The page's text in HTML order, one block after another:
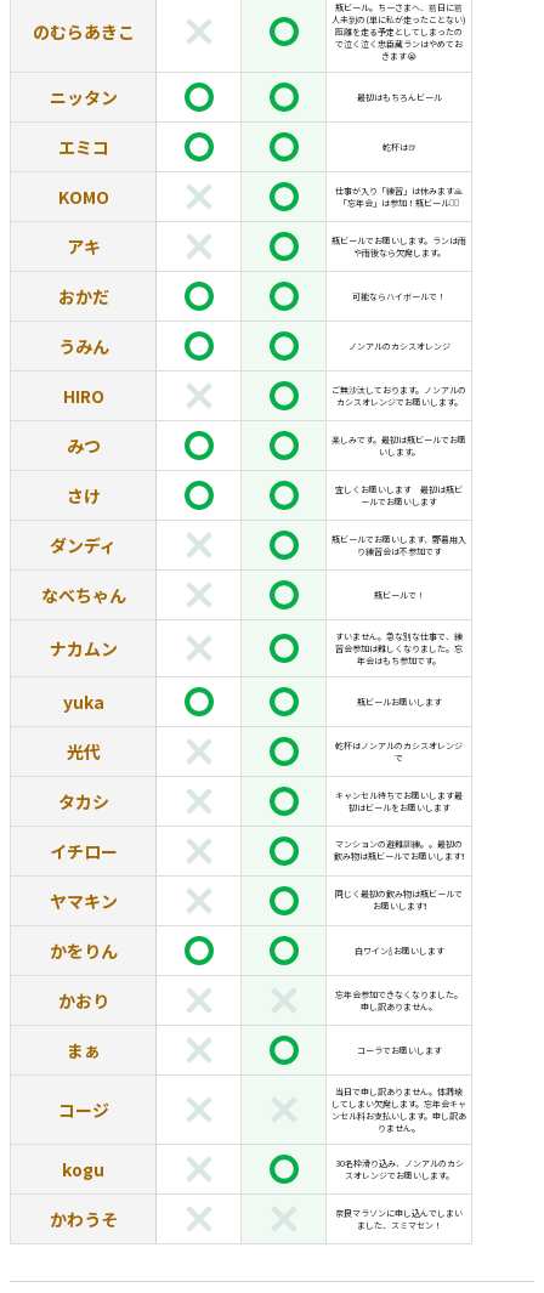
のむらあきこ
瓶ビール。ちーさまへ、前日に前
人未到の(単に私が走ったことない)
距離を走る予定としてしまったの
で泣く泣く忠臣蔵ランはやめてお
きます😭
ニッタン 最初はもちろんビール
エミコ 乾杯は🍺
KOMO
仕事が入り「練習」は休みます🙏
「忘年会」は参加！瓶ビール🙇‍♂️
アキ
瓶ビールでお願いします。ランは雨
や雨後なら欠席します。
おかだ 可能ならハイボールで！
うみん ノンアルのカシスオレンジ
HIRO
ご無沙汰しております。ノンアルの
カシスオレンジでお願いします。
みつ
楽しみです。最初は瓶ビールでお願
いします。
さけ
宜しくお願いします 最初は瓶ビ
ールでお願いします
ダンディ
瓶ビールでお願いします、野暮用入
り練習会は不参加です
なべちゃん 瓶ビールで！
ナカムン
すいません。急な別な仕事で、練
習会参加は難しくなりました。忘
年会はもち参加です。
yuka 瓶ビールお願いします
光代
乾杯はノンアルのカシスオレンジ
で
タカシ
キャンセル待ちでお願いします最
初はビールをお願いします
イチロー
マンションの避難訓練。。最初の
飲み物は瓶ビールでお願いします❗️
ヤマキン
同じく最初の飲み物は瓶ビールで
お願いします❗️
かをりん 白ワイン🍾お願いします
かおり
忘年会参加できなくなりました。
申し訳ありません。
まぁ コーラでお願いします
コージ
当日で申し訳ありません。体調壊
してしまい欠席します。忘年会キャ
ンセル料お支払いします。申し訳あ
りません。
kogu
30名枠滑り込み、ノンアルのカシ
スオレンジでお願いします。
かわうそ
奈良マラソンに申し込んでしまい
ました、スミマセン！